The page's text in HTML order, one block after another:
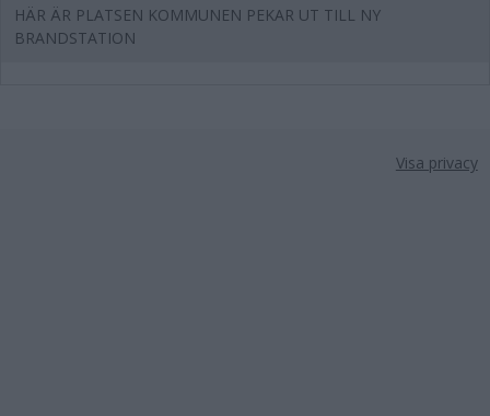
HÄR ÄR PLATSEN KOMMUNEN PEKAR UT TILL NY
BRANDSTATION
Visa privacy